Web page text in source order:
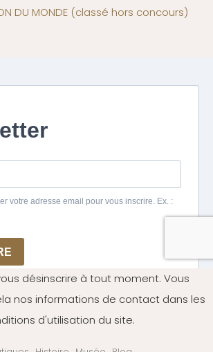
DU MONDE (classé hors concours)
désinscrire à tout moment. Vous
nos informations de contact dans les
d'utilisation du site.